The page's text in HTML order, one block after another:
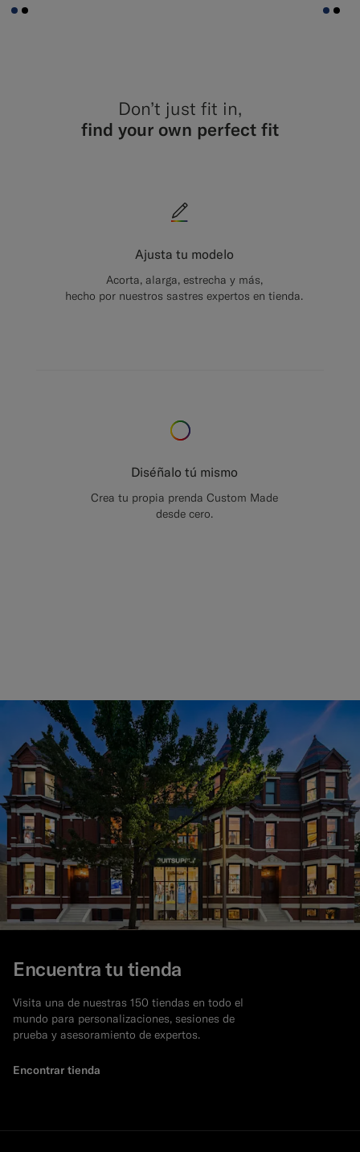
#1C3D7A
#000000
Don’t just fit in,
find your own perfect fit
Ajusta tu modelo
Acorta, alarga, estrecha y más,
hecho por nuestros sastres expertos en tienda.
Diséñalo tú mismo
Crea tu propia prenda Custom Made
desde cero.
Encuentra tu tienda
Visita una de nuestras 150 tiendas en todo el
mundo para personalizaciones, sesiones de
prueba y asesoramiento de expertos.
Encontrar tienda